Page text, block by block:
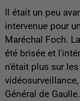
Il était un peu
intervenue pour
Maréchal Foch.
été brisée et
n'était plus sur
Général de